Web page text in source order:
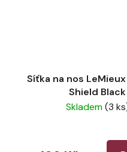
Síťka na nos
Shield Black
Skladem(3